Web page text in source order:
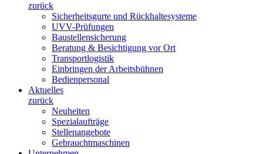
zurück
Sicherheitsgurte und Rückhaltesysteme
UVV-Prüfungen
Baustellensicherung
Beratung & Besichtigung vor Ort
Transportlogistik
Einbringen der Arbeitsbühnen
Bedienpersonal
Aktuelles
zurück
Neuheiten
Spezialaufträge
Stellenangebote
Gebrauchtmaschinen